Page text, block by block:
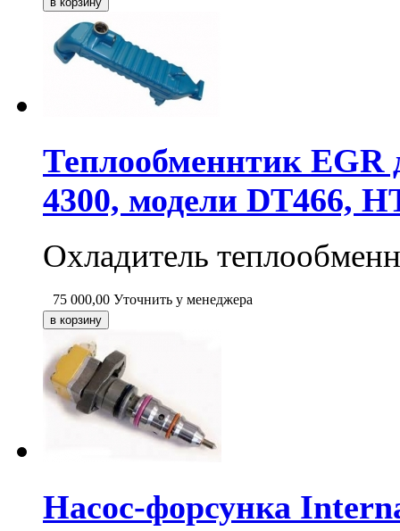
Теплообменнтик
4300, модели DT466,
Охладитель
75 000,00 Уточнить у менеджера
Насос-форсунка